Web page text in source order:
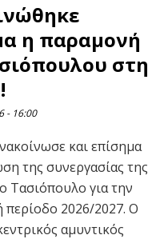
η παραμονή
στη
16:00
και επίσημα
της συνεργασίας της
Τασιόπουλο για την
περίοδο 2026/2027. Ο
αμυντικός